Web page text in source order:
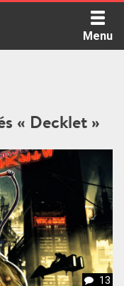
Menu
« Decklet »
13